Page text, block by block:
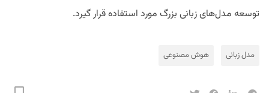
توسعه مدل‌های زبانی بزرگ مورد استفاده قرار گیرد.
مدل زبانی هوش مصنوعی